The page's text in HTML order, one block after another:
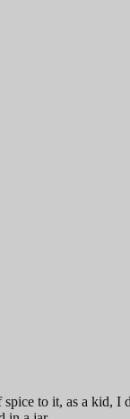
to it, as a kid,